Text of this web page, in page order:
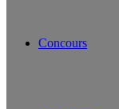
Concours